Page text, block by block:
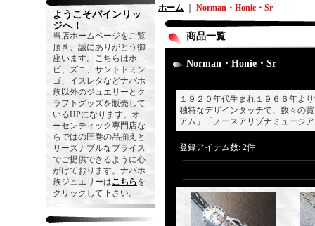
ようこそパインリッ
ジへ！
当店ホームページをご覧
頂き、誠にありがとう御
座います。こちらはホ
ピ、ズニ、サントドミン
ゴ、イスレタなどナバホ
族以外のジュエリーとク
ラフトグッズを販売して
いるHPになります。オ
ーセンティック専門店な
らではの圧巻の品揃えと
リーズナブルなプライス
でご提供できるように心
がけております。ナバホ
族ジュエリーはこちらを
クリックして下さい。
ホーム Norman・Honie・Sr
商品一覧
Norman・Honie・Sr
１９２０年代生まれ１９６６年よ
独特なデザインタッチで、数々の
アム」「ノースアリゾナミュージ
登録アイテム数: 2件